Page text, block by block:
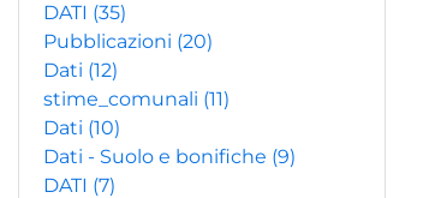
DATI (35)
Pubblicazioni (20)
Dati (12)
stime_comunali (11)
Dati (10)
Dati - Suolo e bonifiche (9)
DATI (7)